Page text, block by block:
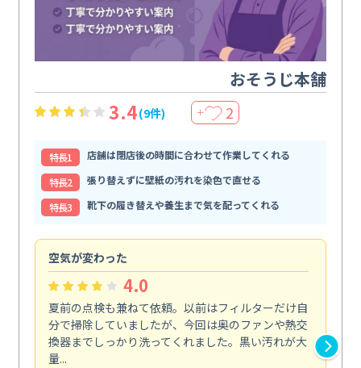
おそうじ本舗
3.4(9件) ＋ 2
特⻑1
店舗は閉店後の時間に合わせて作業してくれる
特⻑2
張り替えずに壁紙の汚れを染色で直せる
特⻑3
靴下の履き替えや養生まで気を配ってくれる
空気が変わった
4.0
夏前の点検も兼ねて依頼。以前はフィルターだけ自
分で掃除していましたが、今回は奥のファンや熱交
換器までしっかり洗ってくれました。黒い汚れが大
量...